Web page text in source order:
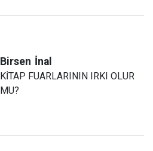
Birsen İnal
KİTAP FUARLARININ IRKI OLUR
MU?